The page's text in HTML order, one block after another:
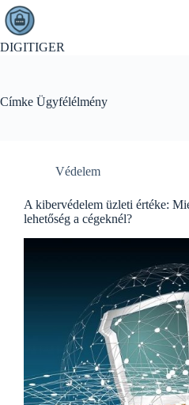
Skip
to
content
DIGITIGER
Címke Ügyfélélmény
Védelem
A kibervédelem üzleti értéke:
lehetőség a cégeknél?